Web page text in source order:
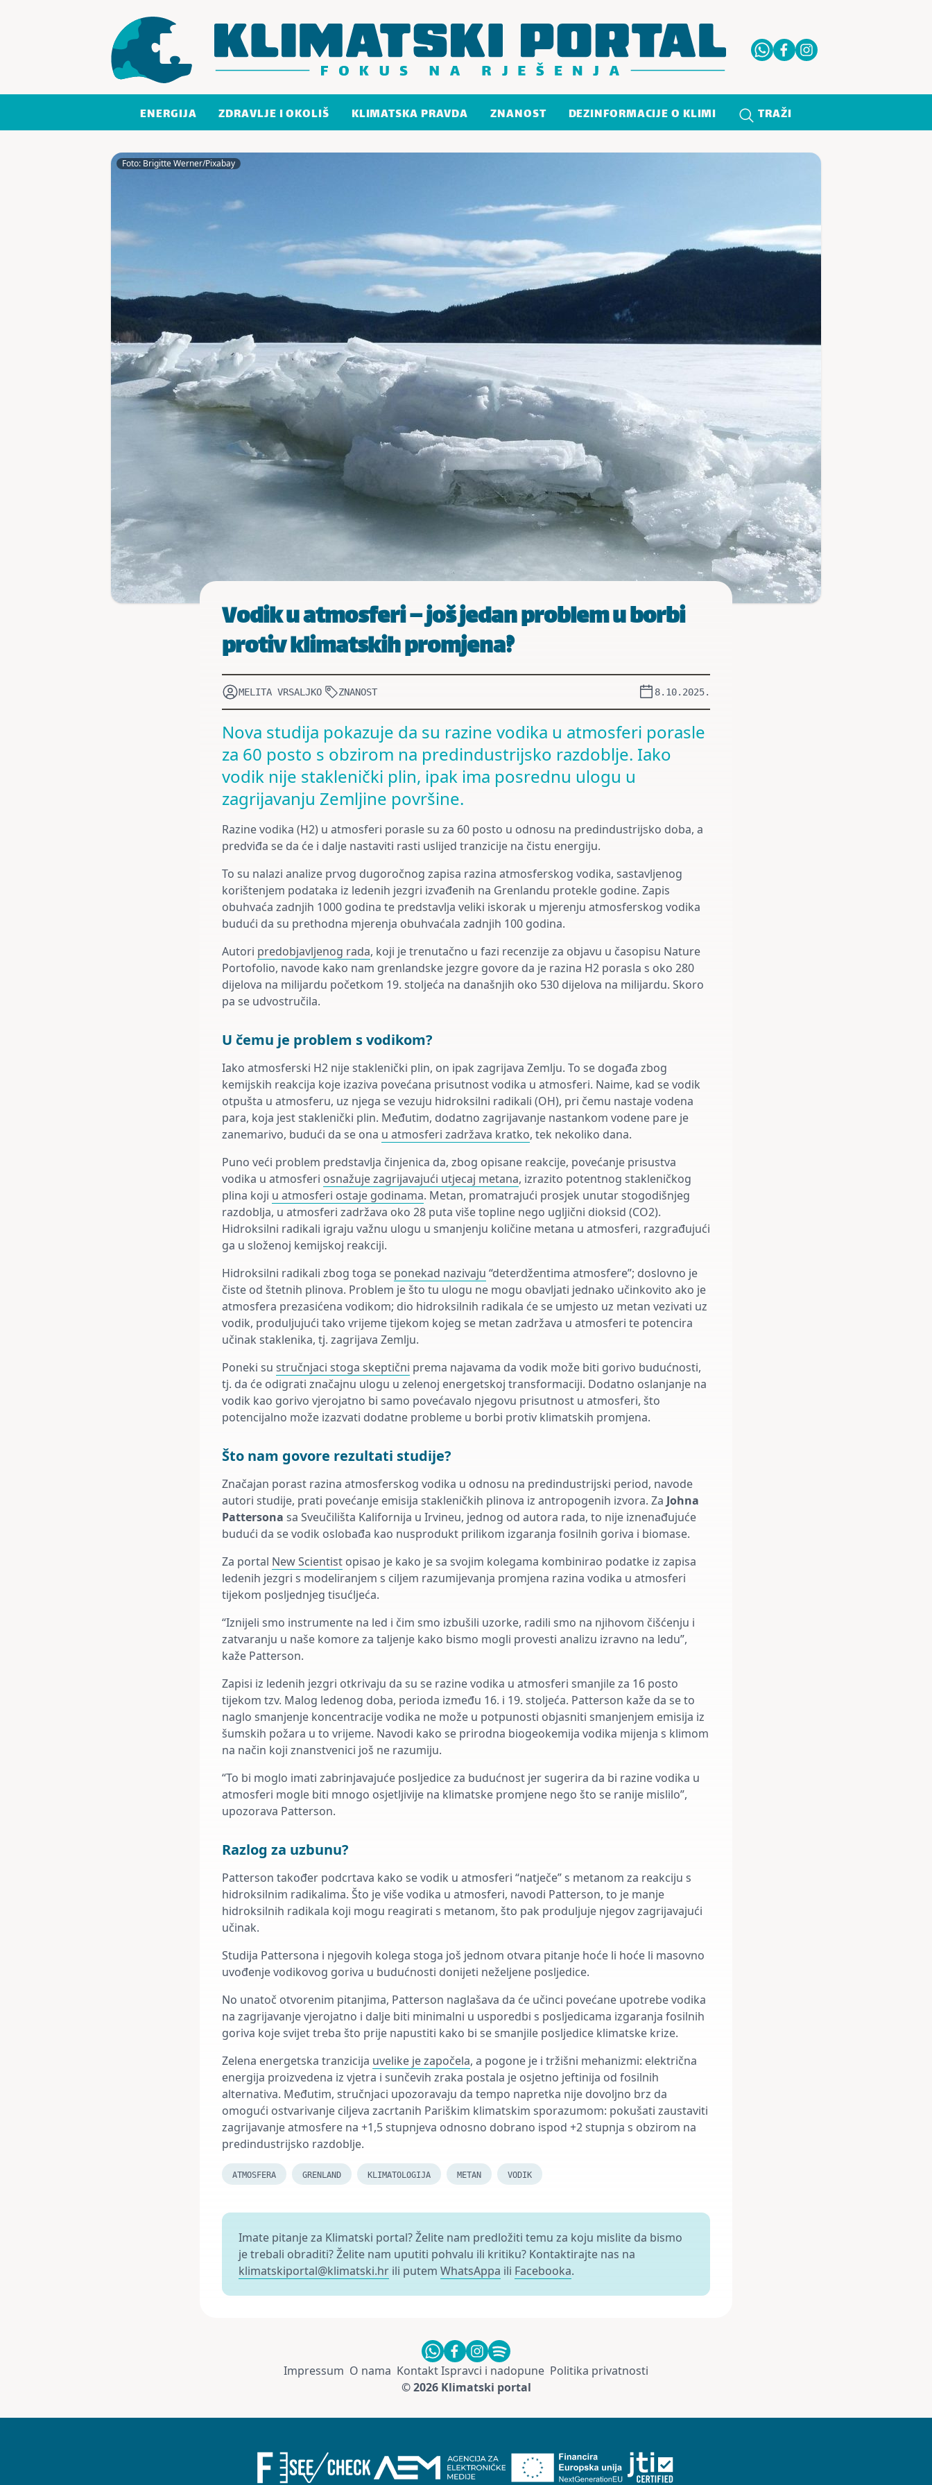
ENERGIJA ZDRAVLJE I OKOLIŠ KLIMATSKA PRAVDA ZNANOST DEZINFORMACIJE O KLIMI TRAŽI
Foto: Brigitte Werner/Pixabay
Vodik u atmosferi – još jedan problem u borbi
protiv klimatskih promjena?
MELITA VRSALJKO ZNANOST 8.10.2025.
Nova studija pokazuje da su razine vodika u atmosferi porasle
za 60 posto s obzirom na predindustrijsko razdoblje. Iako
vodik nije staklenički plin, ipak ima posrednu ulogu u
zagrijavanju Zemljine površine.
Razine vodika (H2) u atmosferi porasle su za 60 posto u odnosu na predindustrijsko doba, a
predviđa se da će i dalje nastaviti rasti uslijed tranzicije na čistu energiju.
To su nalazi analize prvog dugoročnog zapisa razina atmosferskog vodika, sastavljenog
korištenjem podataka iz ledenih jezgri izvađenih na Grenlandu protekle godine. Zapis
obuhvaća zadnjih 1000 godina te predstavlja veliki iskorak u mjerenju atmosferskog vodika
budući da su prethodna mjerenja obuhvaćala zadnjih 100 godina.
Autori predobjavljenog rada, koji je trenutačno u fazi recenzije za objavu u časopisu Nature
Portofolio, navode kako nam grenlandske jezgre govore da je razina H2 porasla s oko 280
dijelova na milijardu početkom 19. stoljeća na današnjih oko 530 dijelova na milijardu. Skoro
pa se udvostručila.
U čemu je problem s vodikom?
Iako atmosferski H2 nije staklenički plin, on ipak zagrijava Zemlju. To se događa zbog
kemijskih reakcija koje izaziva povećana prisutnost vodika u atmosferi. Naime, kad se vodik
otpušta u atmosferu, uz njega se vezuju hidroksilni radikali (OH), pri čemu nastaje vodena
para, koja jest staklenički plin. Međutim, dodatno zagrijavanje nastankom vodene pare je
zanemarivo, budući da se ona u atmosferi zadržava kratko, tek nekoliko dana.
Puno veći problem predstavlja činjenica da, zbog opisane reakcije, povećanje prisustva
vodika u atmosferi osnažuje zagrijavajući utjecaj metana, izrazito potentnog stakleničkog
plina koji u atmosferi ostaje godinama. Metan, promatrajući prosjek unutar stogodišnjeg
razdoblja, u atmosferi zadržava oko 28 puta više topline nego ugljični dioksid (CO2).
Hidroksilni radikali igraju važnu ulogu u smanjenju količine metana u atmosferi, razgrađujući
ga u složenoj kemijskoj reakciji.
Hidroksilni radikali zbog toga se ponekad nazivaju “deterdžentima atmosfere”; doslovno je
čiste od štetnih plinova. Problem je što tu ulogu ne mogu obavljati jednako učinkovito ako je
atmosfera prezasićena vodikom; dio hidroksilnih radikala će se umjesto uz metan vezivati uz
vodik, produljujući tako vrijeme tijekom kojeg se metan zadržava u atmosferi te potencira
učinak staklenika, tj. zagrijava Zemlju.
Poneki su stručnjaci stoga skeptični prema najavama da vodik može biti gorivo budućnosti,
tj. da će odigrati značajnu ulogu u zelenoj energetskoj transformaciji. Dodatno oslanjanje na
vodik kao gorivo vjerojatno bi samo povećavalo njegovu prisutnost u atmosferi, što
potencijalno može izazvati dodatne probleme u borbi protiv klimatskih promjena.
Što nam govore rezultati studije?
Značajan porast razina atmosferskog vodika u odnosu na predindustrijski period, navode
autori studije, prati povećanje emisija stakleničkih plinova iz antropogenih izvora. Za Johna
Pattersona sa Sveučilišta Kalifornija u Irvineu, jednog od autora rada, to nije iznenađujuće
budući da se vodik oslobađa kao nusprodukt prilikom izgaranja fosilnih goriva i biomase.
Za portal New Scientist opisao je kako je sa svojim kolegama kombinirao podatke iz zapisa
ledenih jezgri s modeliranjem s ciljem razumijevanja promjena razina vodika u atmosferi
tijekom posljednjeg tisućljeća.
“Iznijeli smo instrumente na led i čim smo izbušili uzorke, radili smo na njihovom čišćenju i
zatvaranju u naše komore za taljenje kako bismo mogli provesti analizu izravno na ledu”,
kaže Patterson.
Zapisi iz ledenih jezgri otkrivaju da su se razine vodika u atmosferi smanjile za 16 posto
tijekom tzv. Malog ledenog doba, perioda između 16. i 19. stoljeća. Patterson kaže da se to
naglo smanjenje koncentracije vodika ne može u potpunosti objasniti smanjenjem emisija iz
šumskih požara u to vrijeme. Navodi kako se prirodna biogeokemija vodika mijenja s klimom
na način koji znanstvenici još ne razumiju.
“To bi moglo imati zabrinjavajuće posljedice za budućnost jer sugerira da bi razine vodika u
atmosferi mogle biti mnogo osjetljivije na klimatske promjene nego što se ranije mislilo”,
upozorava Patterson.
Razlog za uzbunu?
Patterson također podcrtava kako se vodik u atmosferi “natječe” s metanom za reakciju s
hidroksilnim radikalima. Što je više vodika u atmosferi, navodi Patterson, to je manje
hidroksilnih radikala koji mogu reagirati s metanom, što pak produljuje njegov zagrijavajući
učinak.
Studija Pattersona i njegovih kolega stoga još jednom otvara pitanje hoće li hoće li masovno
uvođenje vodikovog goriva u budućnosti donijeti neželjene posljedice.
No unatoč otvorenim pitanjima, Patterson naglašava da će učinci povećane upotrebe vodika
na zagrijavanje vjerojatno i dalje biti minimalni u usporedbi s posljedicama izgaranja fosilnih
goriva koje svijet treba što prije napustiti kako bi se smanjile posljedice klimatske krize.
Zelena energetska tranzicija uvelike je započela, a pogone je i tržišni mehanizmi: električna
energija proizvedena iz vjetra i sunčevih zraka postala je osjetno jeftinija od fosilnih
alternativa. Međutim, stručnjaci upozoravaju da tempo napretka nije dovoljno brz da
omogući ostvarivanje ciljeva zacrtanih Pariškim klimatskim sporazumom: pokušati zaustaviti
zagrijavanje atmosfere na +1,5 stupnjeva odnosno dobrano ispod +2 stupnja s obzirom na
predindustrijsko razdoblje.
ATMOSFERA GRENLAND KLIMATOLOGIJA METAN VODIK
Imate pitanje za Klimatski portal? Želite nam predložiti temu za koju mislite da bismo
je trebali obraditi? Želite nam uputiti pohvalu ili kritiku? Kontaktirajte nas na
klimatskiportal@klimatski.hr ili putem WhatsAppa ili Facebooka.
Impressum O nama KontaktIspravci i nadopune Politika privatnosti
© 2026 Klimatski portal